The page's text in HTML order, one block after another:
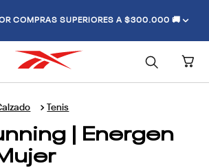
COMPRAS SUPERIORES A $300.000 🚚
Tenis
| Energen